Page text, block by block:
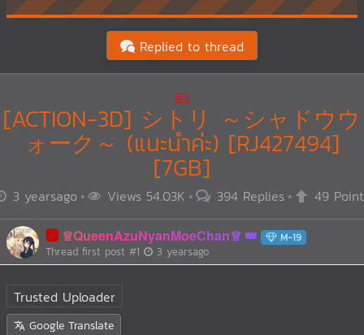
Replied to thread
[ACTION-3D] シトリ ～シャドウウ
ォーク～ (แนะนำค่ะ) [RJ427494]
[7GB]
3 yearsago Views 54.03K 394 Replies 49
🅰️ ♕QueenAzuNyanMoeChan♕ M-19
Trusted Uploader
Thread first post #1 3 yearsago
Google Translate